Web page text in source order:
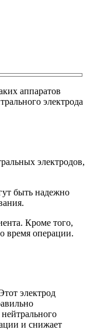
аппаратов
электрода
электродов,
быть надежно
Кроме того,
время операции.
электрод
и снижает